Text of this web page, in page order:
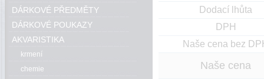
Dodací lhůta
DPH
Naše cena bez
Naše cena
DÁRKOVÉ PŘEDMĚTY
DÁRKOVÉ POUKAZY
AKVARISTIKA
krmení
chemie